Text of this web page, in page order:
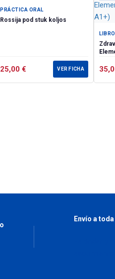
PRÁCTICA ORAL
Rossija pod stuk koljos
25,00 € VER FICHA
Envío a